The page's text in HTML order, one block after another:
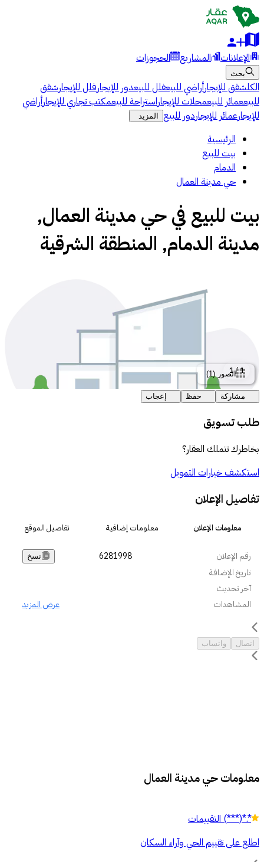
الإعلانات المشاريع الحجوزات
بحث
الكلشقق للإيجارأراضي للبيعفلل للبيعدور للإيجارفلل للإيجارشقق
للبيععمائر للبيعمحلات للإيجاراستراحة للبيعمكتب تجاري للإيجارأراضي
للإيجارعمائر للإيجاردور للبيع المزيد
الرئيسية
بيت للبيع
الدمام
حي مدينة العمال
بيت للبيع في حي مدينة العمال,
مدينة الدمام, المنطقة الشرقية
1
/
1
الصور (
1
)
مشاركة حفظ إعجاب
طلب تسويق
بخاطرك تتملك العقار؟
استكشف خيارات التمويل
تفاصيل الإعلان
معلومات الإعلان معلومات إضافية تفاصيل الموقع
رقم الإعلان 6281998 نسخ
تاريخ الإضافة
آخر تحديث
المشاهدات
عرض المزيد
اتصال واتساب
معلومات حي مدينة العمال
*.*
(
***
) التقييمات
اطلع على تقييم الحي وآراء السكان